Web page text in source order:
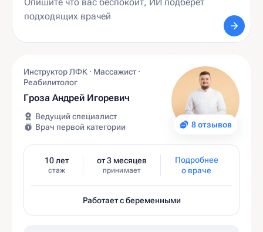
8 отзывов
Инструктор ЛФК · Массажист ·
Реабилитолог
Гроза Андрей Игоревич
Ведущий специалист
Врач первой категории
10 лет
стаж
от 3 месяцев
принимает
Подробнее
о враче
Работает с беременными